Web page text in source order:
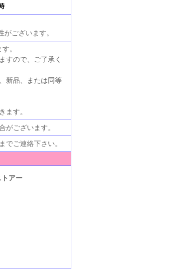
ございます。
。
すので、ご了承く
新品、または同等
ます。
がございます。
でご連絡下さい。
トアー